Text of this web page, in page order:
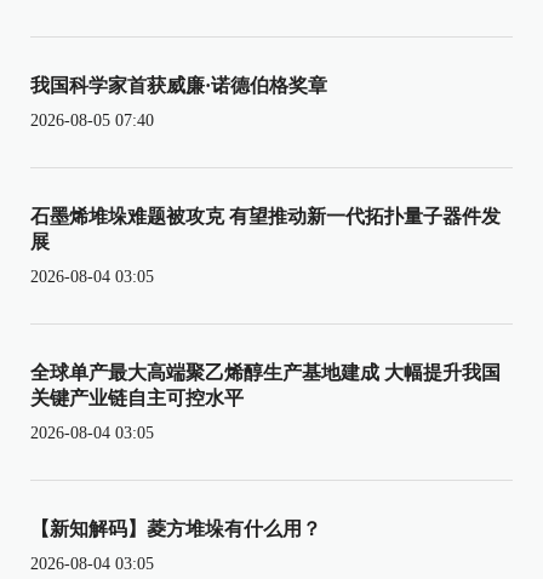
我国科学家首获威廉·诺德伯格奖章
2026-08-05 07:40
石墨烯堆垛难题被攻克 有望推动新一代拓扑量子器件发
展
2026-08-04 03:05
全球单产最大高端聚乙烯醇生产基地建成 大幅提升我国
关键产业链自主可控水平
2026-08-04 03:05
【新知解码】菱方堆垛有什么用？
2026-08-04 03:05